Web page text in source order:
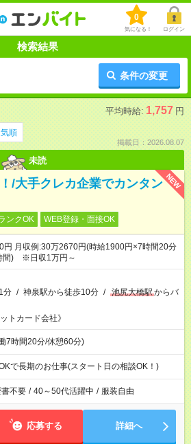
0
気になる！ ログイン
検索結果
条件の変更
平均時給: 1,757 円
気順
掲載日：2026.08.07
未読
NEW
/大手クレカ企業でカンタン
ンクOK WEB登録・面接OK
円 月収例:30万2670円(時給1900円×7時間20分
間) ※日収1万円～
分 / 神泉駅から徒歩10分 / 池尻大橋駅からバ
トカード会社》
7時間20分/休憩60分)
で長期のお仕事(スタート日の相談OK！)
書不要 / 40～50代活躍中 / 服装自由
応募する 詳細へ